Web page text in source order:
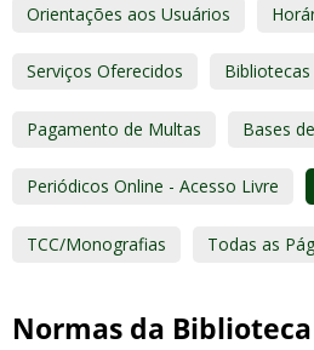
Orientações aos Usuários
Serviços Oferecidos
Pagamento de Multas Bases
Periódicos Online - Acesso Livre
TCC/Monografias Todas as
Normas da Biblioteca